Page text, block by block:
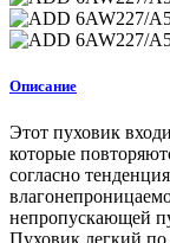
Описание
Этот пуховик
которые
согласно
непропускающей
Пуховик легкий